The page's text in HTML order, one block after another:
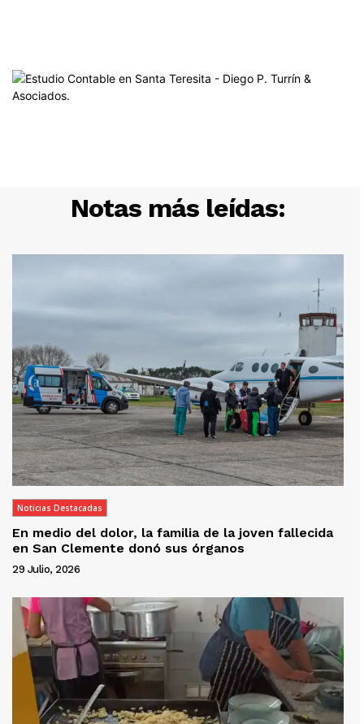
Notas más leídas:
Noticias Destacadas
En medio del dolor, la familia de la joven fallecida
en San Clemente donó sus órganos
29 Julio, 2026